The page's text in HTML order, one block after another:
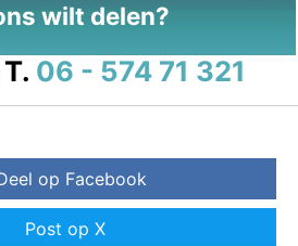
wilt delen?
T. 06 - 574 71 321
op Facebook
Post op X